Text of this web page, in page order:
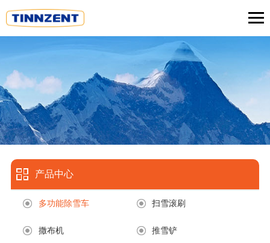
产品中心
多功能除雪车 扫雪滚刷
撒布机 推雪铲